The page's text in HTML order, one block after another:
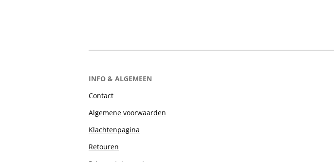
INFO & ALGEMEEN
Contact
Algemene voorwaarden
Klachtenpagina
Retouren